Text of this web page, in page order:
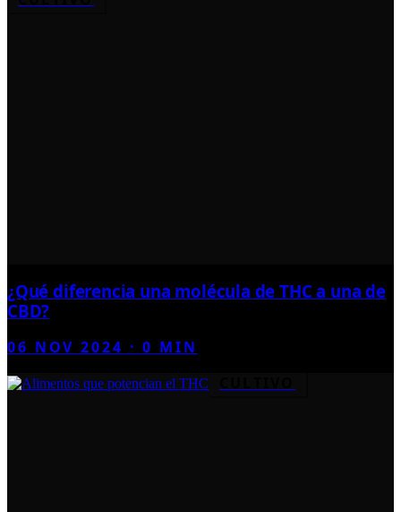
¿Qué diferencia una molécula de THC a una de
CBD?
06 NOV 2024 ·0 MIN